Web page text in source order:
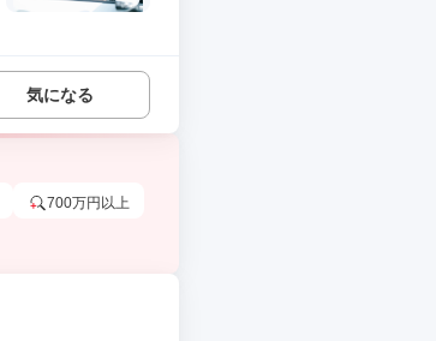
気になる
700万円以上